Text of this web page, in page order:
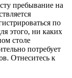
пребывание на
по
этого, ни каких
столе
потребует
Отнеситесь к